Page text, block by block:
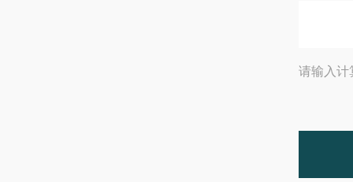
请输入计